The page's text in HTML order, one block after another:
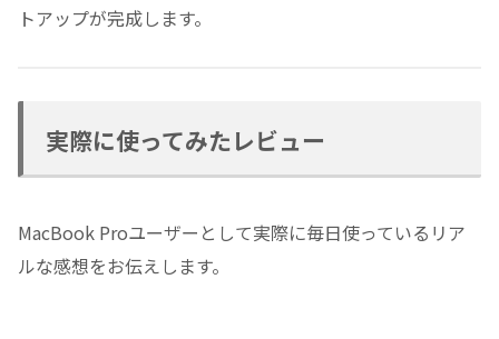
トアップが完成します。
実際に使ってみたレビュー
MacBook Proユーザーとして実際に毎日使っているリア
ルな感想をお伝えします。